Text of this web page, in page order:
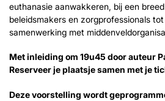
euthanasie aanwakkeren, bij een
beleidsmakers en zorgprofessionals
samenwerking met
Met inleiding om 19u45 door auteur
Reserveer je plaatsje samen met je
Deze voorstelling wordt